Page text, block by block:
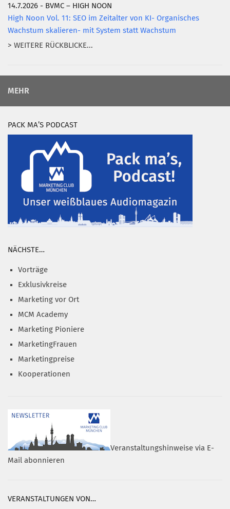
14.7.2026 - BVMC – HIGH NOON
High Noon Vol. 11: SEO im Zeitalter von KI- Organisches
Wachstum skalieren- mit System statt Wachstum
> WEITERE RÜCKBLICKE...
MEHR
PACK MA’S PODCAST
NÄCHSTE…
Vorträge
Exklusivkreise
Marketing vor Ort
MCM Academy
Marketing Pioniere
MarketingFrauen
Marketingpreise
Kooperationen
Veranstaltungshinweise via E-
Mail abonnieren
VERANSTALTUNGEN VON…